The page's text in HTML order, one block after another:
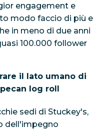
engagement e
modo faccio di più e
in meno di due anni
100.000 follower
il lato umano di
log roll
sedi di Stuckey's,
dell'impegno